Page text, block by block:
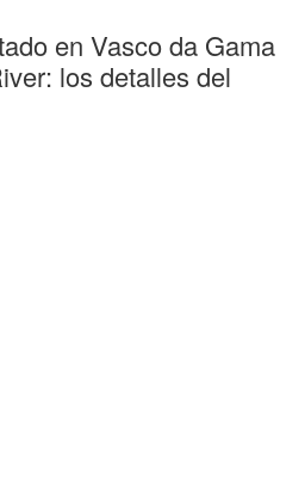
en Vasco da Gama
los detalles del